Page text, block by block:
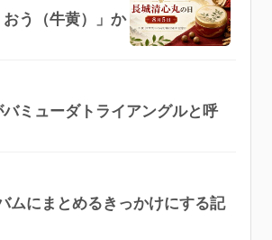
う（牛黄）」か
ミューダトライアングルと呼
ムにまとめるきっかけにする記